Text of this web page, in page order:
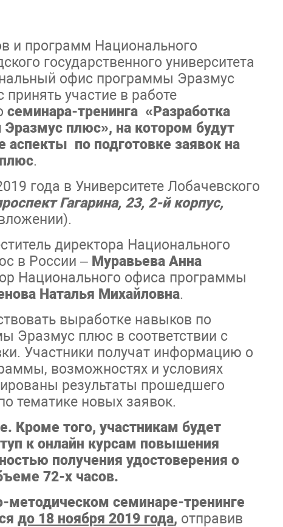
и программ Национального
государственного университета
офис программы Эразмус
участие в работе
семинара-тренинга «Разработка
плюс», на котором будут
аспекты по подготовке заявок на
.
года в Университете Лобачевского
Гагарина, 23, 2-й корпус,
директора Национального
в России – Муравьева Анна
Национального офиса программы
Наталья Михайловна.
выработке навыков по
Эразмус плюс в соответствии с
Участники получат информацию о
возможностях и условиях
результаты прошедшего
тематике новых заявок.
Кроме того, участникам будет
к онлайн курсам повышения
получения удостоверения о
72-х часов.
методическом семинаре-тренинге
до 18 ноября 2019 года, отправив